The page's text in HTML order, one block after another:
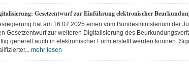
Gesetzentwurf zur Einführung elektronischer
hat am 16.07.2025 einen vom Bundesministerium der
Gesetzentwurf zur weiteren Digitalisierung des
generell auch in elektronischer Form erstellt werden können.
mehr lesen